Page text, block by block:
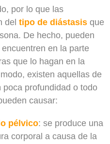
por lo que las
deltipo de diástasis que
De hecho, pueden
en la parte
que lo hagan en la
existen aquellas de
profundidad o todo
causar:
pélvico: se produce una
corporal a causa de la